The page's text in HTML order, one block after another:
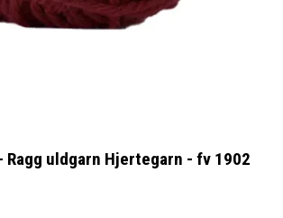
Ragg uldgarn Hjertegarn - fv 1902